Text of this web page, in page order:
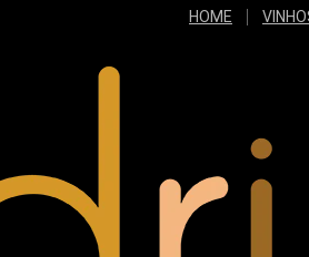
HOME